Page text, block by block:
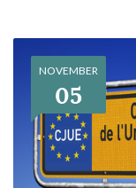
NOVEMBER
05